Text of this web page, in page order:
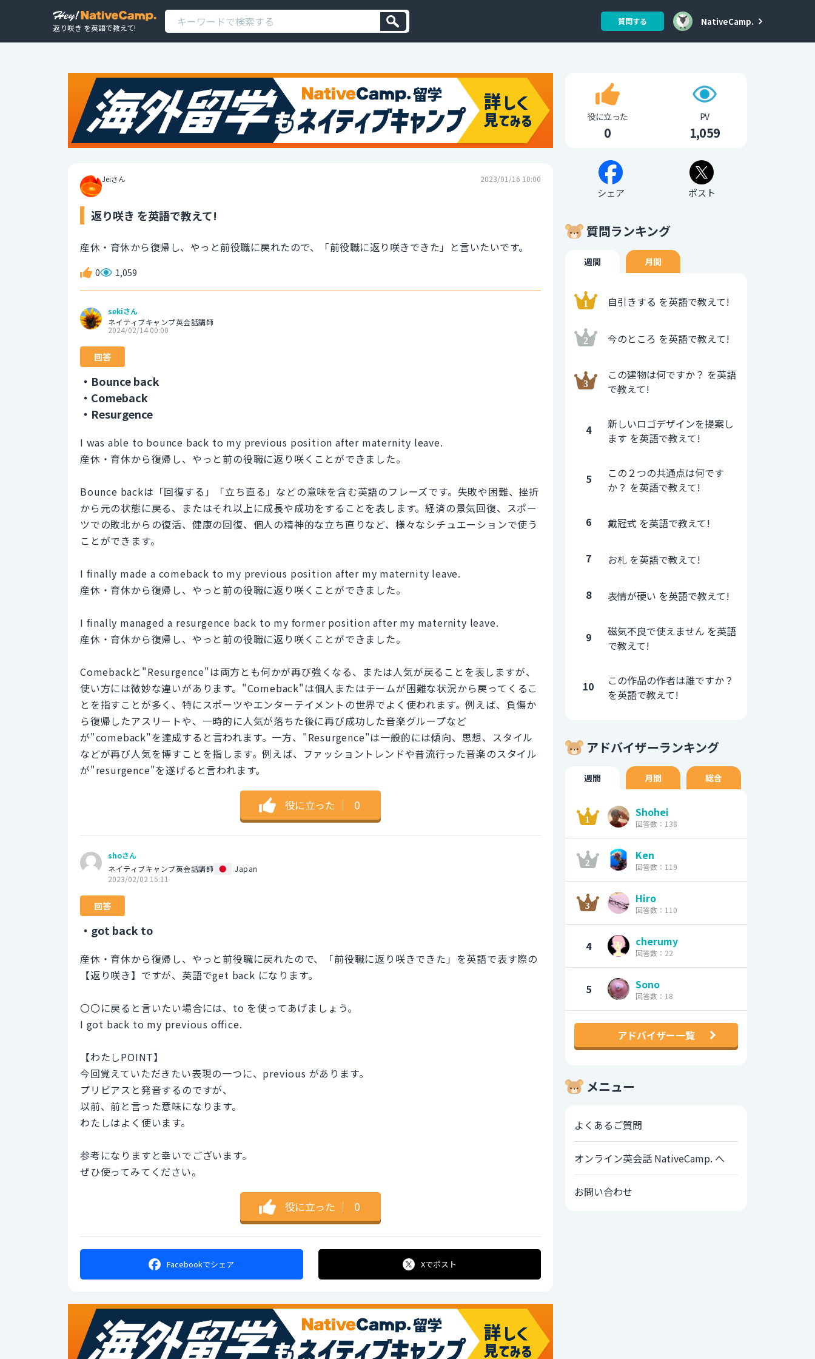
返り咲き を英語で教えて!
質問する NativeCamp.
Jeiさん 2023/01/16 10:00
返り咲き を英語で教えて!
産休・育休から復帰し、やっと前役職に戻れたので、「前役職に返り咲きできた」と言いたいです。
0 1,059
sekiさん
ネイティブキャンプ英会話講師
2024/02/14 00:00
回答
・Bounce back
・Comeback
・Resurgence
I was able to bounce back to my previous position after maternity leave.
産休・育休から復帰し、やっと前の役職に返り咲くことができました。
Bounce backは「回復する」「立ち直る」などの意味を含む英語のフレーズです。失敗や困難、挫折
から元の状態に戻る、またはそれ以上に成長や成功をすることを表します。経済の景気回復、スポー
ツでの敗北からの復活、健康の回復、個人の精神的な立ち直りなど、様々なシチュエーションで使う
ことができます。
I finally made a comeback to my previous position after my maternity leave.
産休・育休から復帰し、やっと前の役職に返り咲くことができました。
I finally managed a resurgence back to my former position after my maternity leave.
産休・育休から復帰し、やっと前の役職に返り咲くことができました。
Comebackと"Resurgence"は両方とも何かが再び強くなる、または人気が戻ることを表しますが、
使い方には微妙な違いがあります。"Comeback"は個人またはチームが困難な状況から戻ってくるこ
とを指すことが多く、特にスポーツやエンターテイメントの世界でよく使われます。例えば、負傷か
ら復帰したアスリートや、一時的に人気が落ちた後に再び成功した音楽グループなど
が"comeback"を達成すると言われます。一方、"Resurgence"は一般的には傾向、思想、スタイル
などが再び人気を博すことを指します。例えば、ファッショントレンドや昔流行った音楽のスタイル
が"resurgence"を遂げると言われます。
役に立った ｜ 0
shoさん
ネイティブキャンプ英会話講師
Japan
2023/02/02 15:11
回答
・got back to
産休・育休から復帰し、やっと前役職に戻れたので、「前役職に返り咲きできた」を英語で表す際の
【返り咲き】ですが、英語でget back になります。
〇〇に戻ると言いたい場合には、to を使ってあげましょう。
I got back to my previous office.
【わたしPOINT】
今回覚えていただきたい表現の一つに、previous があります。
プリビアスと発音するのですが、
以前、前と言った意味になります。
わたしはよく使います。
参考になりますと幸いでございます。
ぜひ使ってみてください。
役に立った ｜ 0
Facebookでシェア Xでポスト
役に立った
0
PV
1,059
シェア ポスト
質問ランキング
週間 月間
自引きする を英語で教えて!
今のところ を英語で教えて!
この建物は何ですか？ を英語
で教えて!
4
新しいロゴデザインを提案し
ます を英語で教えて!
5
この２つの共通点は何です
か？ を英語で教えて!
6 戴冠式 を英語で教えて!
7 お札 を英語で教えて!
8 表情が硬い を英語で教えて!
9
磁気不良で使えません を英語
で教えて!
10
この作品の作者は誰ですか？
を英語で教えて!
アドバイザーランキング
週間 月間 総合
Shohei
回答数：138
Ken
回答数：119
Hiro
回答数：110
4 cherumy
回答数：22
5 Sono
回答数：18
アドバイザー一覧
メニュー
よくあるご質問
オンライン英会話 NativeCamp. へ
お問い合わせ